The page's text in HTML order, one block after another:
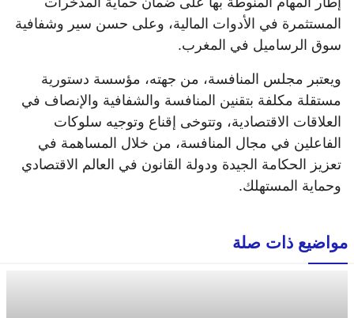
المستثمرة في الأدوات المالية، وعلى حسن سير وشفافية
سوق الرساميل في المغرب.
ويعتبر مجلس المنافسة، من جهته، مؤسسة دستورية
مستقلة مكلفة بتقنين المنافسة والشفافية والإنصاف في
العلاقات الاقتصادية، وتتوخى إقناع وتوجيه سلوكات
الفاعلين في مجال المنافسة، من خلال المساهمة في
تعزيز الحكامة الجيدة ودولة القانون في العالم الاقتصادي
وحماية المستهلك.
مواضيع ذات صلة